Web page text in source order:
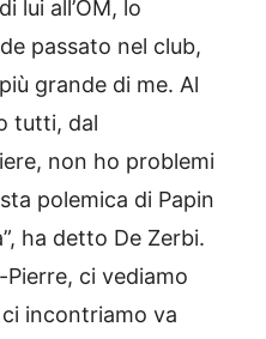
lui all’OM, lo
passato nel club,
grande di me. Al
tutti, dal
non ho problemi
polemica di Papin
ha detto De Zerbi.
ci vediamo
incontriamo va